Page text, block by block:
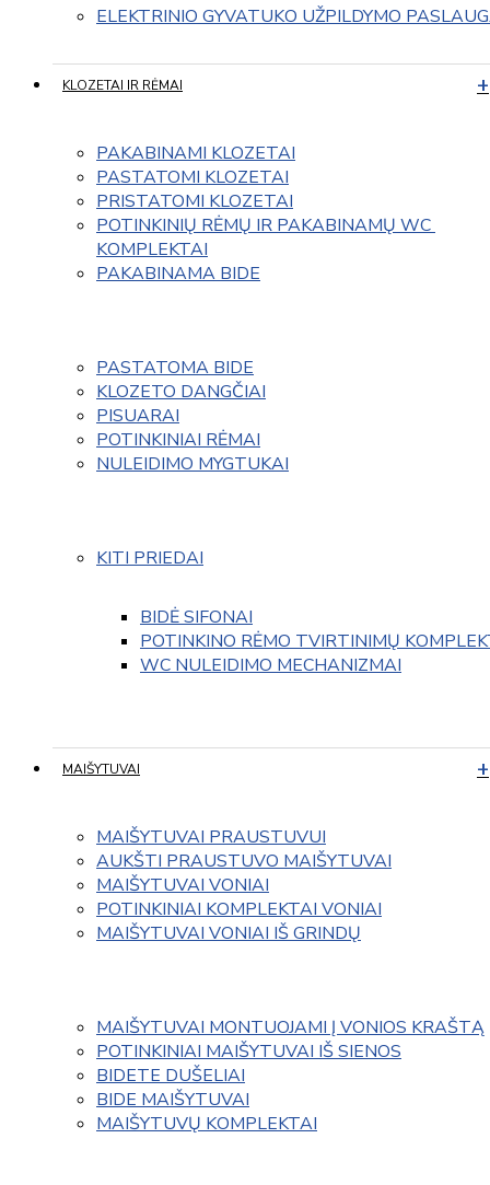
ELEKTRINIO GYVATUKO UŽPILDYMO
KLOZETAI IR RĖMAI
PAKABINAMI KLOZETAI
PASTATOMI KLOZETAI
PRISTATOMI KLOZETAI
POTINKINIŲ RĖMŲ IR PAKABINAMŲ WC
KOMPLEKTAI
PAKABINAMA BIDE
PASTATOMA BIDE
KLOZETO DANGČIAI
PISUARAI
POTINKINIAI RĖMAI
NULEIDIMO MYGTUKAI
KITI PRIEDAI
BIDĖ SIFONAI
POTINKINO RĖMO TVIRTINIMŲ
WC NULEIDIMO MECHANIZMAI
MAIŠYTUVAI
MAIŠYTUVAI PRAUSTUVUI
AUKŠTI PRAUSTUVO MAIŠYTUVAI
MAIŠYTUVAI VONIAI
POTINKINIAI KOMPLEKTAI VONIAI
MAIŠYTUVAI VONIAI IŠ GRINDŲ
MAIŠYTUVAI MONTUOJAMI Į VONIOS KRAŠTĄ
POTINKINIAI MAIŠYTUVAI IŠ SIENOS
BIDETE DUŠELIAI
BIDE MAIŠYTUVAI
MAIŠYTUVŲ KOMPLEKTAI